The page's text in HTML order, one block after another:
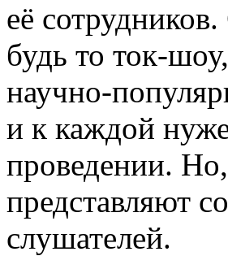
её
будь то ток-
научно-
и к каждой
проведении.
представляют
слушателей.